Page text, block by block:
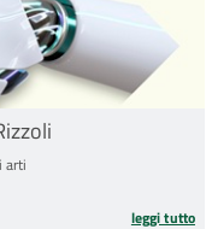
arti
leggi tutto